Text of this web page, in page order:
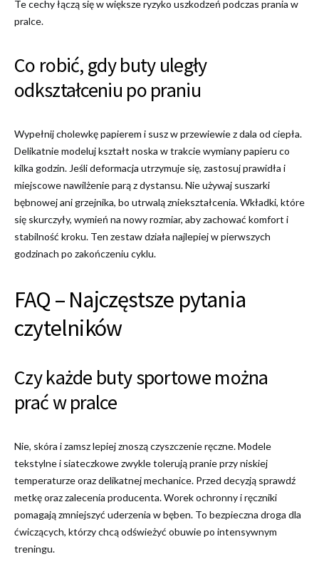
Te cechy łączą się w większe ryzyko uszkodzeń podczas prania w
pralce.
Co robić, gdy buty uległy
odkształceniu po praniu
Wypełnij cholewkę papierem i susz w przewiewie z dala od ciepła.
Delikatnie modeluj kształt noska w trakcie wymiany papieru co
kilka godzin. Jeśli deformacja utrzymuje się, zastosuj prawidła i
miejscowe nawilżenie parą z dystansu. Nie używaj suszarki
bębnowej ani grzejnika, bo utrwalą zniekształcenia. Wkładki, które
się skurczyły, wymień na nowy rozmiar, aby zachować komfort i
stabilność kroku. Ten zestaw działa najlepiej w pierwszych
godzinach po zakończeniu cyklu.
FAQ – Najczęstsze pytania
czytelników
Czy każde buty sportowe można
prać w pralce
Nie, skóra i zamsz lepiej znoszą czyszczenie ręczne. Modele
tekstylne i siateczkowe zwykle tolerują pranie przy niskiej
temperaturze oraz delikatnej mechanice. Przed decyzją sprawdź
metkę oraz zalecenia producenta. Worek ochronny i ręczniki
pomagają zmniejszyć uderzenia w bęben. To bezpieczna droga dla
ćwiczących, którzy chcą odświeżyć obuwie po intensywnym
treningu.